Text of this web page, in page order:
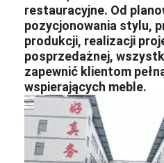
restauracyjne. Od
pozycjonowania stylu,
produkcji, realizacji
posprzedażnej,
zapewnić klientom
wspierających meble.